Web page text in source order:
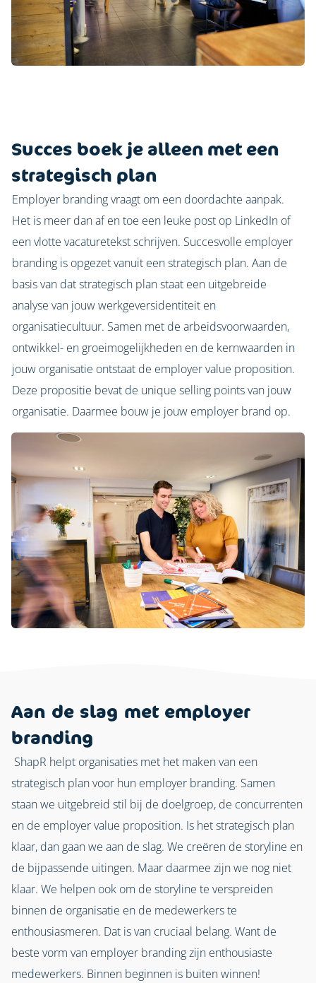
Succes boek je alleen met een
strategisch plan
Employer branding vraagt om een doordachte aanpak.
Het is meer dan af en toe een leuke post op LinkedIn of
een vlotte vacaturetekst schrijven. Succesvolle employer
branding is opgezet vanuit een strategisch plan. Aan de
basis van dat strategisch plan staat een uitgebreide
analyse van jouw werkgeversidentiteit en
organisatiecultuur. Samen met de arbeidsvoorwaarden,
ontwikkel- en groeimogelijkheden en de kernwaarden in
jouw organisatie ontstaat de employer value proposition.
Deze propositie bevat de unique selling points van jouw
organisatie. Daarmee bouw je jouw employer brand op.
Aan de slag met employer
branding
ShapR helpt organisaties met het maken van een
strategisch plan voor hun employer branding. Samen
staan we uitgebreid stil bij de doelgroep, de concurrenten
en de employer value proposition. Is het strategisch plan
klaar, dan gaan we aan de slag. We creëren de storyline en
de bijpassende uitingen. Maar daarmee zijn we nog niet
klaar. We helpen ook om de storyline te verspreiden
binnen de organisatie en de medewerkers te
enthousiasmeren. Dat is van cruciaal belang. Want de
beste vorm van employer branding zijn enthousiaste
medewerkers. Binnen beginnen is buiten winnen!